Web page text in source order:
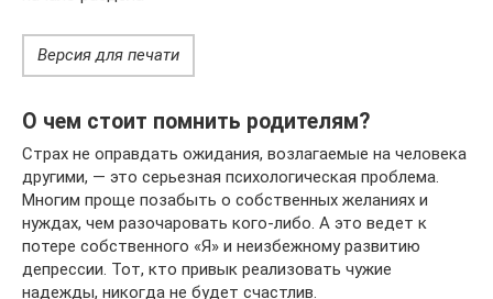
Версия для печати
О чем стоит помнить родителям?
Страх не оправдать ожидания, возлагаемые на человека
другими, — это серьезная психологическая проблема.
Многим проще позабыть о собственных желаниях и
нуждах, чем разочаровать кого-либо. А это ведет к
потере собственного «Я» и неизбежному развитию
депрессии. Тот, кто привык реализовать чужие
надежды, никогда не будет счастлив.